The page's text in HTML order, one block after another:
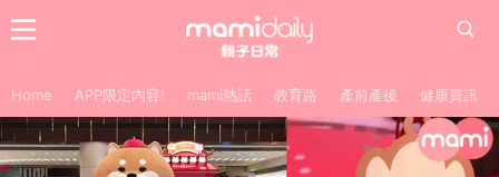
Home APP限定內容! mami熱話 教育路 產前產後 健康資訊